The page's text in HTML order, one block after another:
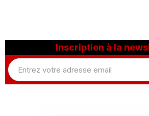
Inscription à la